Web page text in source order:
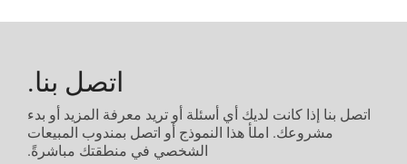
اتصل بنا.
اتصل بنا إذا كانت لديك أي أسئلة أو تريد معرفة المزيد أو بدء
مشروعك. املأ هذا النموذج أو اتصل بمندوب المبيعات
الشخصي في منطقتك مباشرةً.